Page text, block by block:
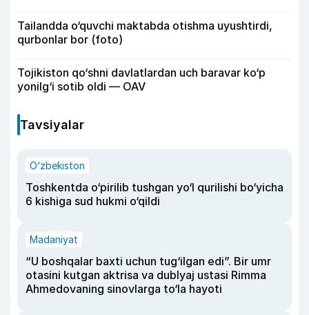
Tailandda o‘quvchi maktabda otishma uyushtirdi,
qurbonlar bor (foto)
Tojikiston qo‘shni davlatlardan uch baravar ko‘p
yonilg‘i sotib oldi — OAV
Tavsiyalar
O‘zbekiston
Toshkentda o‘pirilib tushgan yo‘l qurilishi bo‘yicha
6 kishiga sud hukmi o‘qildi
Madaniyat
“U boshqalar baxti uchun tug‘ilgan edi”. Bir umr
otasini kutgan aktrisa va dublyaj ustasi Rimma
Ahmedovaning sinovlarga to‘la hayoti